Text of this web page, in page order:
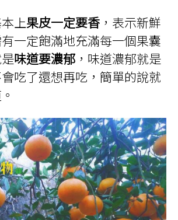
上果皮一定要香 ，表示新鮮
一定飽滿地充滿每一個果囊
味道要濃郁 ，味道濃郁就是
吃了還想再吃，簡單的說就